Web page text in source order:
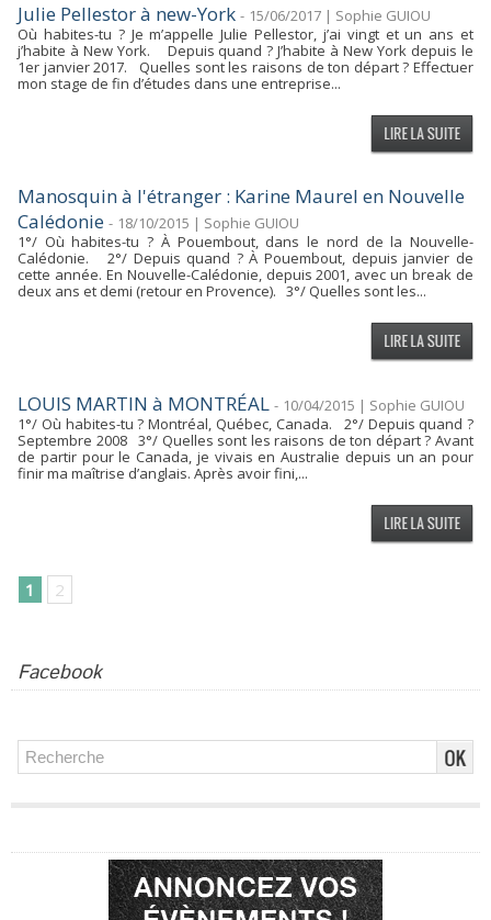
Julie Pellestor à new-York - 15/06/2017 | Sophie GUIOU
Où habites-tu ? Je m’appelle Julie Pellestor, j’ai vingt et un ans et
j’habite à New York. Depuis quand ? J’habite à New York depuis le
1er janvier 2017. Quelles sont les raisons de ton départ ? Effectuer
mon stage de fin d’études dans une entreprise...
Manosquin à l'étranger : Karine Maurel en Nouvelle
Calédonie - 18/10/2015 | Sophie GUIOU
1°/ Où habites-tu ? À Pouembout, dans le nord de la Nouvelle-
Calédonie. 2°/ Depuis quand ? À Pouembout, depuis janvier de
cette année. En Nouvelle-Calédonie, depuis 2001, avec un break de
deux ans et demi (retour en Provence). 3°/ Quelles sont les...
LOUIS MARTIN à MONTRÉAL - 10/04/2015 | Sophie GUIOU
1°/ Où habites-tu ? Montréal, Québec, Canada. 2°/ Depuis quand ?
Septembre 2008 3°/ Quelles sont les raisons de ton départ ? Avant
de partir pour le Canada, je vivais en Australie depuis un an pour
finir ma maîtrise d’anglais. Après avoir fini,...
1 2
Facebook